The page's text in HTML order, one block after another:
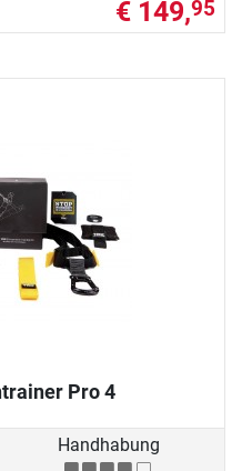
€ 149,95
Pro 4
Handhabung